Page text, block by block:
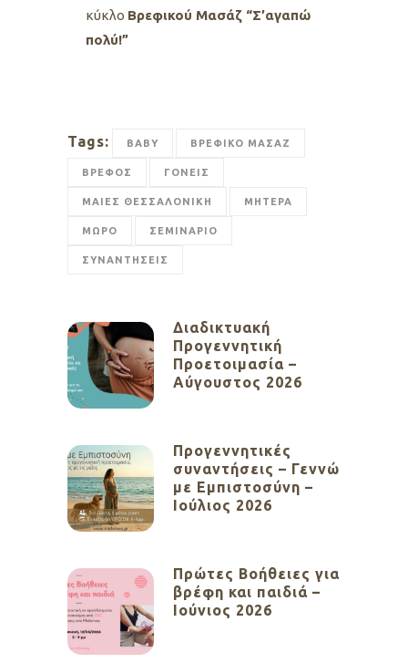
κύκλο Βρεφικού Μασάζ “Σ’αγαπώ
πολύ!”
Tags: BABY ΒΡΕΦΙΚΟ ΜΑΣΑΖ
ΒΡΕΦΟΣ ΓΟΝΕΙΣ
ΜΑΙΕΣ ΘΕΣΣΑΛΟΝΙΚΗ ΜΗΤΕΡΑ
ΜΩΡΟ ΣΕΜΙΝΑΡΙΟ
ΣΥΝΑΝΤΗΣΕΙΣ
Διαδικτυακή
Προγεννητική
Προετοιμασία –
Αύγουστος 2026
Προγεννητικές
συναντήσεις – Γεννώ
με Εμπιστοσύνη –
Ιούλιος 2026
Πρώτες Βοήθειες για
βρέφη και παιδιά –
Ιούνιος 2026